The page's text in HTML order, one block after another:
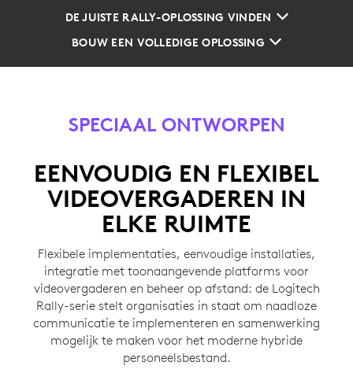
DE JUISTE RALLY-OPLOSSING VINDEN
BOUW EEN VOLLEDIGE OPLOSSING
SPECIAAL ONTWORPEN
EENVOUDIG EN FLEXIBEL
VIDEOVERGADEREN IN
ELKE RUIMTE
Flexibele implementaties, eenvoudige installaties,
integratie met toonaangevende platforms voor
videovergaderen en beheer op afstand: de Logitech
Rally-serie stelt organisaties in staat om naadloze
communicatie te implementeren en samenwerking
mogelijk te maken voor het moderne hybride
personeelsbestand.